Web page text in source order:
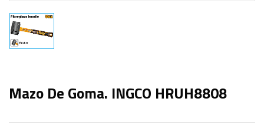
Mazo De Goma. INGCO HRUH8808